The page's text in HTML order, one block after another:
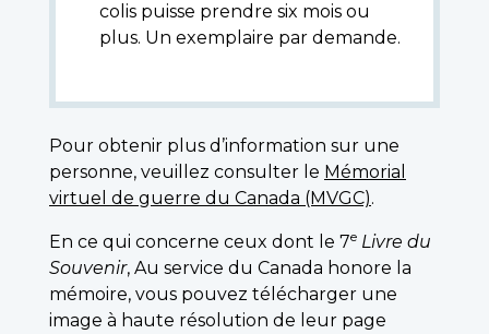
colis puisse prendre six mois ou
plus. Un exemplaire par demande.
Pour obtenir plus d’information sur une
personne, veuillez consulter le Mémorial
virtuel de guerre du Canada (MVGC).
En ce qui concerne ceux dont le 7e Livre du
Souvenir, Au service du Canada honore la
mémoire, vous pouvez télécharger une
image à haute résolution de leur page